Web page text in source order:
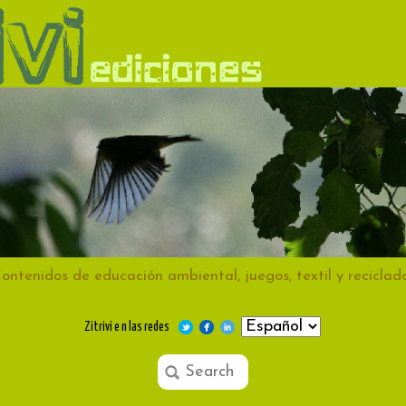
de educación ambiental, juegos, textil y
Zitrivi e n las redes